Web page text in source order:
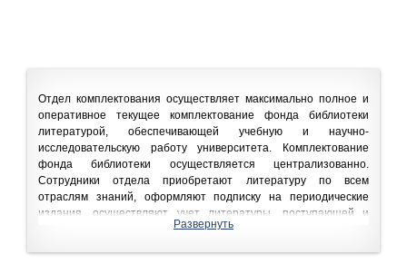
Отдел комплектования осуществляет максимально полное и
оперативное текущее комплектование фонда библиотеки
литературой, обеспечивающей учебную и научно-
исследовательскую работу университета. Комплектование
фонда библиотеки осуществляется централизованно.
Сотрудники отдела приобретают литературу по всем
отраслям знаний, оформляют подписку на периодические
издания, осуществляют учет литературы, поступающей и
выбывающей из фонда библиотеки.
Комплектование фонда библиотеки отечественными
Развернуть